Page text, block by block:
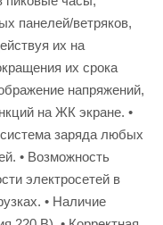
панелей/ветряков,
их на
их срока
напряжений,
на ЖК экране. •
заряда любых
• Возможность
электросетей в
• Наличие